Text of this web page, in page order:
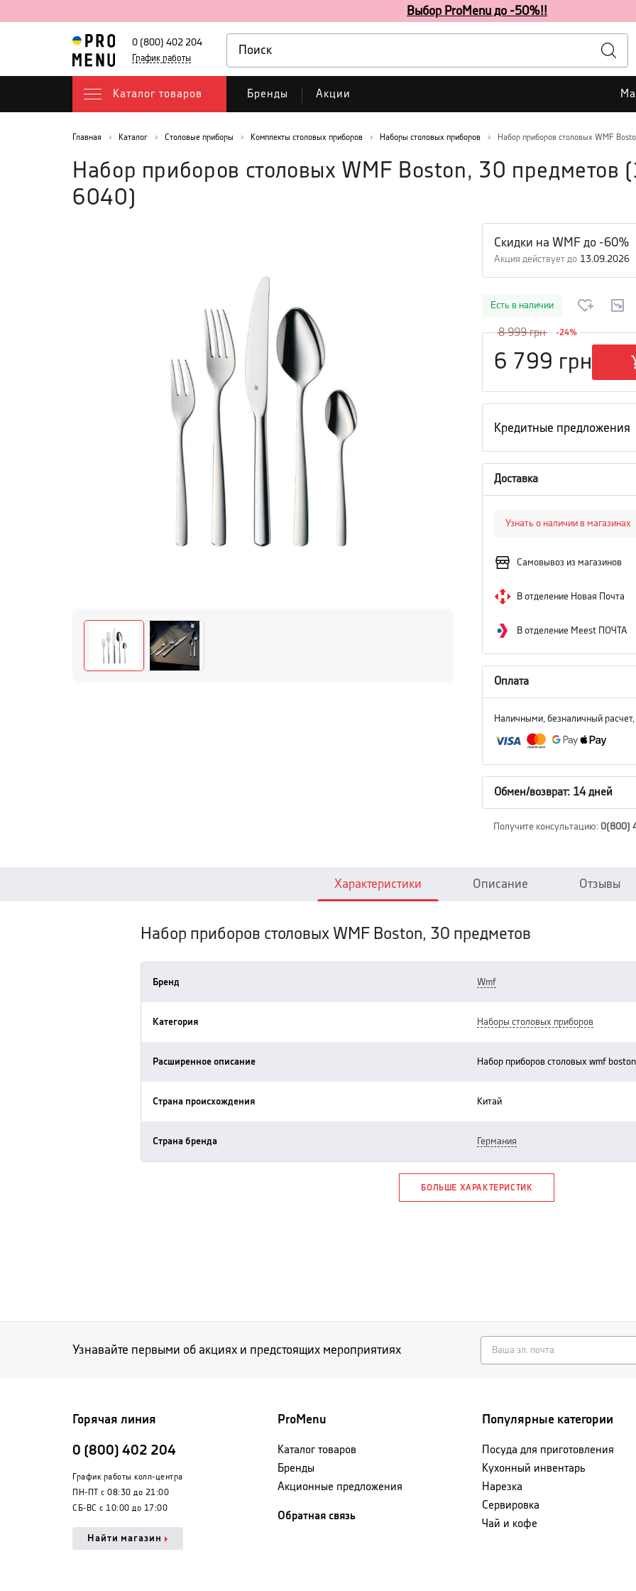
Выбор ProMenu до -50%!!
0 (800) 402 204
График работы
Каталог товаров Бренды Акции
Главная Каталог Столовые приборы Комплекты столовых приборов Наборы столовых приборов Набор приборов столовых WMF
Набор приборов столовых WMF Boston, 30 предметов (
6040 )
Скидки на WMF до -60%
Акция действует до 13.09.2026
Есть в наличии
8 999грн -24%
6 799 грн
Кредитные предложения
Доставка
Узнать о наличии в магазинах
Самовывоз из магазинов
В отделение Новая Почта
В отделение Meest ПОЧТА
Оплата
Наличными, безналичный
Обмен/возврат: 14 дней
Получите консультацию: 0(800)
Характеристики Описание Отзывы
Набор приборов столовых WMF Boston, 30 предметов
Бренд wmf
Категория наборы столовых приборов
Расширенное описание набор приборов столовых wmf
Страна происхождения китай
Страна бренда германия
БОЛЬШЕ ХАРАКТЕРИСТИК
Узнавайте первыми об акциях и предстоящих мероприятиях
Горячая линия
0 (800) 402 204
График работы колл-центра
ПН-ПТ с 08:30 до 21:00
СБ-ВС с 10:00 до 17:00
Найти магазин
ProMenu
Каталог товаров
Бренды
Акционные предложения
Обратная связь
Популярные категории
Посуда для приготовления
Кухонный инвентарь
Нарезка
Сервировка
Чай и кофе